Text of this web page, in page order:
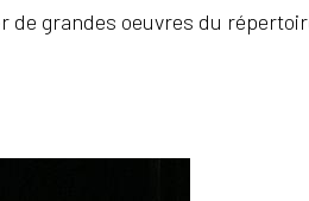
de grandes oeuvres du